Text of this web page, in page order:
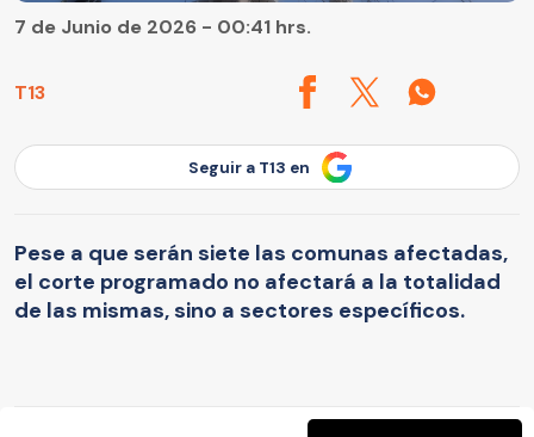
T13
7 de Junio de 2026 - 00:41 hrs.
Seguir a T13 en
Pese a que serán siete las comunas afectadas,
el corte programado no afectará a la totalidad
de las mismas, sino a sectores específicos.